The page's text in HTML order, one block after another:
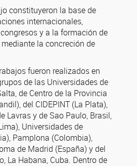
constituyeron la base de
internacionales,
y a la formación de
la concreción de
fueron realizados en
de las Universidades de
de Centro de la Provincia
del CIDEPINT (La Plata),
Lavras y de Sao Paulo, Brasil,
Universidades de
Pamplona (Colombia),
de Madrid (España) y del
La Habana, Cuba. Dentro de